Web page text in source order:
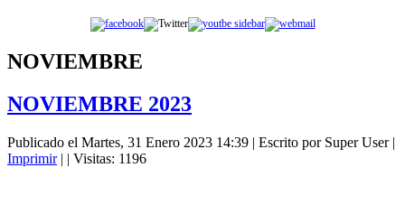
NOVIEMBRE
NOVIEMBRE 2023
Publicado el Martes, 31 Enero 2023 14:39 | Escrito por Super User|
Imprimir| | Visitas: 1196